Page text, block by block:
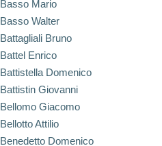
Basso Mario
Basso Walter
Battagliali Bruno
Battel Enrico
Battistella Domenico
Battistin Giovanni
Bellomo Giacomo
Bellotto Attilio
Benedetto Domenico